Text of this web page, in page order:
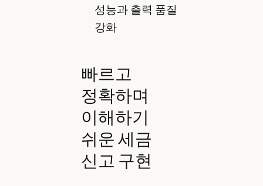
성능과 출력 품질
강화
빠르고
정확하며
이해하기
쉬운 세금
신고 구현